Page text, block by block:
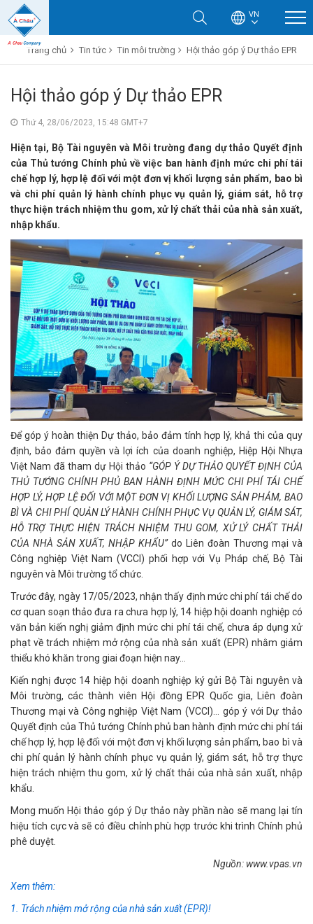
VN
Trang chủ Tin tức Tin môi trường Hội thảo góp ý Dự thảo EPR
Hội thảo góp ý Dự thảo EPR
Thứ 4, 28/06/2023, 15:48 GMT+7
Hiện tại, Bộ Tài nguyên và Môi trường đang dự thảo Quyết định
của Thủ tướng Chính phủ về việc ban hành định mức chi phí tái
chế hợp lý, hợp lệ đối với một đơn vị khối lượng sản phẩm, bao bì
và chi phí quản lý hành chính phục vụ quản lý, giám sát, hỗ trợ
thực hiện trách nhiệm thu gom, xử lý chất thải của nhà sản xuất,
nhập khẩu.
Để góp ý hoàn thiện Dự thảo, bảo đảm tính hợp lý, khả thi của quy
định, bảo đảm quyền và lợi ích của doanh nghiệp, Hiệp Hội Nhựa
Việt Nam đã tham dự Hội thảo “GÓP Ý DỰ THẢO QUYẾT ĐỊNH CỦA
THỦ TƯỚNG CHÍNH PHỦ BAN HÀNH ĐỊNH MỨC CHI PHÍ TÁI CHẾ
HỢP LÝ, HỢP LỆ ĐỐI VỚI MỘT ĐƠN VỊ KHỐI LƯỢNG SẢN PHẢM, BAO
BÌ VÀ CHI PHÍ QUẢN LÝ HÀNH CHÍNH PHỤC VỤ QUẢN LÝ, GIÁM SÁT,
HỖ TRỢ THỰC HIỆN TRÁCH NHIỆM THU GOM, XỬ LÝ CHẤT THẢI
CỦA NHÀ SẢN XUẤT, NHẬP KHẨU”do Liên đoàn Thương mại và
Công nghiệp Việt Nam (VCCI) phối hợp với Vụ Pháp chế, Bộ Tài
nguyên và Môi trường tổ chức.
Trước đây, ngày 17/05/2023, nhận thấy định mức chi phí tái chế do
cơ quan soạn thảo đưa ra chưa hợp lý, 14 hiệp hội doanh nghiệp có
văn bản kiến nghị giảm định mức chi phí tái chế, chưa áp dụng xử
phạt về trách nhiệm mở rộng của nhà sản xuất (EPR) nhằm giảm
thiểu khó khăn trong giai đoạn hiện nay...
Kiến nghị được 14 hiệp hội doanh nghiệp ký gửi Bộ Tài nguyên và
Môi trường, các thành viên Hội đồng EPR Quốc gia, Liên đoàn
Thương mại và Công nghiệp Việt Nam (VCCI)… góp ý với Dự thảo
Quyết định của Thủ tướng Chính phủ ban hành định mức chi phí tái
chế hợp lý, hợp lệ đối với một đơn vị khối lượng sản phẩm, bao bì và
chi phí quản lý hành chính phục vụ quản lý, giám sát, hỗ trợ thực
hiện trách nhiệm thu gom, xử lý chất thải của nhà sản xuất, nhập
khẩu.
Mong muốn Hội thảo góp ý Dự thảo này phần nào sẽ mang lại tín
hiệu tích cực và sẽ có điều chỉnh phù hợp trước khi trình Chính phủ
phê duyệt.
Nguồn: www.vpas.vn
Xem thêm:
1. Trách nhiệm mở rộng của nhà sản xuất (EPR)!